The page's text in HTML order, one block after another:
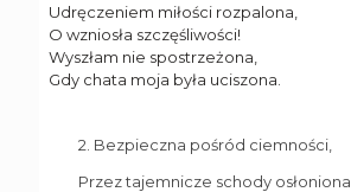
Udręczeniem miłości rozpalona,
O wzniosła szczęśliwości!
Wyszłam nie spostrzeżona,
Gdy chata moja była uciszona.
2. Bezpieczna pośród ciemności,
Przez tajemnicze schody osłoniona,